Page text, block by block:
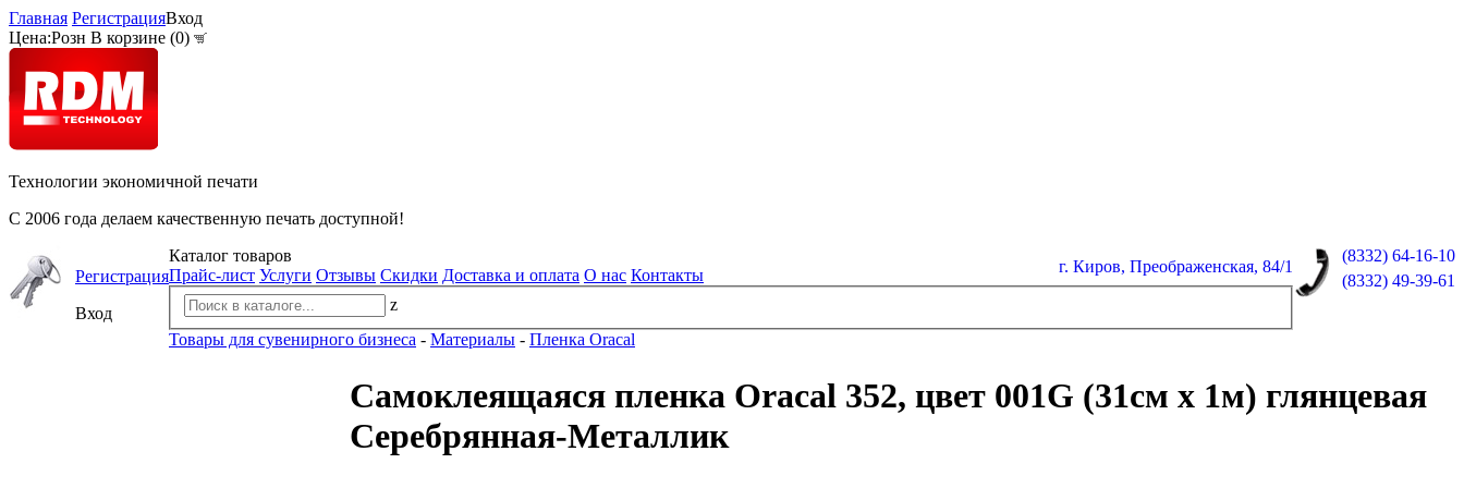
Главная РегистрацияВход
Цена:Розн В корзине (0)
Технологии экономичной печати
С 2006 года делаем качественную печать доступной!
(8332) 64-16-10
(8332) 49-39-61
г. Киров, Преображенская, 84/1
Регистрация
Вход
Каталог товаров
Прайс-лист Услуги Отзывы Скидки Доставка и оплата О нас Контакты
z
Товары для сувенирного бизнеса - Материалы - Пленка Oracal
Самоклеящаяся пленка Oracal 352, цвет 001G (31см х 1м) глянцевая
Серебрянная-Металлик